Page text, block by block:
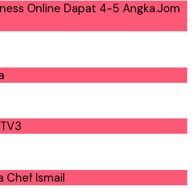
Online Dapat 4-5 Angka.Jom
Chef Ismail